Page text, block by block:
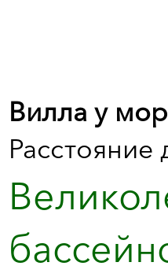
Вилла у